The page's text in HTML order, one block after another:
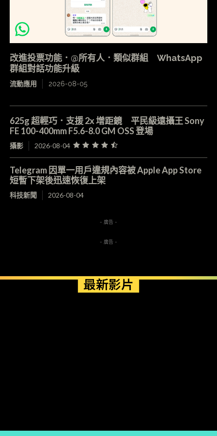
改進投票功能．@所有人．類似群組 WhatsApp
群組對話功能升級
流動應用 2026-08-05
625g 超輕巧．支援 2x 增距鏡 平民級遠攝王 Sony
FE 100-400mm F5.6-8.0 GM OSS 登場
攝影 2026-08-04
Telegram 因單一用戶違規內容被 Apple App Store
短暫下架後迅速恢復上架
科技新聞 2026-08-04
- 廣告 -
- 廣告 -
最新影片